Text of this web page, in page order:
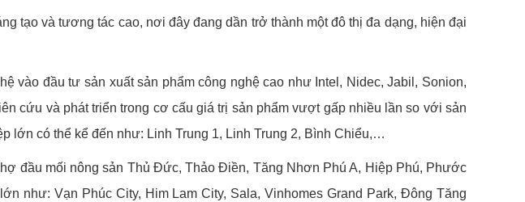
tạo và tương tác cao, nơi đây đang dần trở thành một đô thị đa dạng, hiện đại
vào đầu tư sản xuất sản phẩm công nghệ cao như Intel, Nidec, Jabil, Sonion,
cứu và phát triển trong cơ cấu giá trị sản phẩm vượt gấp nhiều lần so với sản
lớn có thể kể đến như: Linh Trung 1, Linh Trung 2, Bình Chiểu,…
đầu mối nông sản Thủ Đức, Thảo Điền, Tăng Nhơn Phú A, Hiệp Phú, Phước
như: Vạn Phúc City, Him Lam City, Sala, Vinhomes Grand Park, Đông Tăng